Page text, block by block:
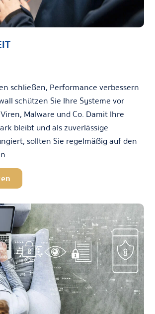
schließen, Performance verbessern
schützen Sie Ihre Systeme vor
Malware und Co. Damit Ihre
bleibt und als zuverlässige
sollten Sie regelmäßig auf den